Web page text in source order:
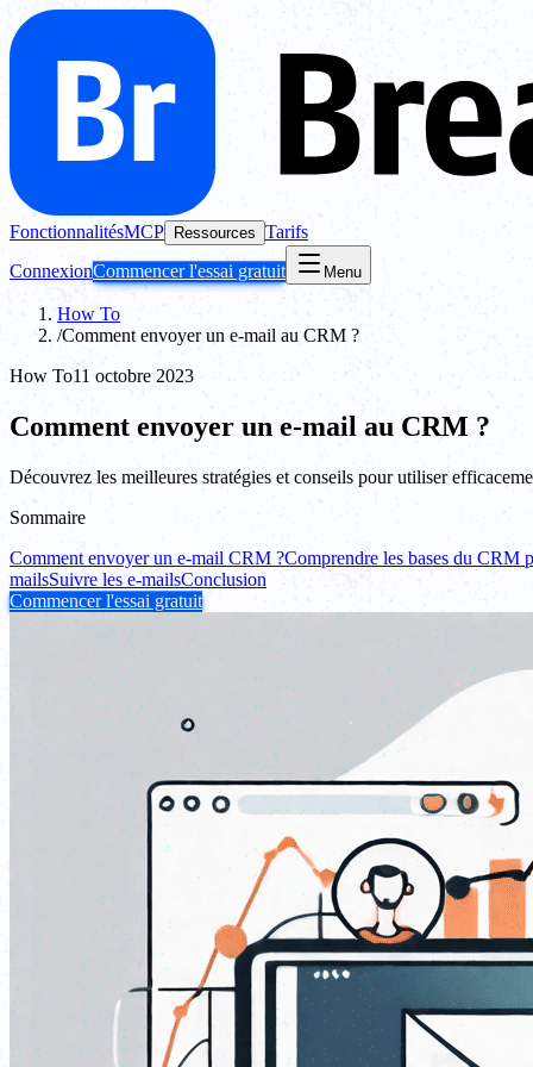
FonctionnalitésMCP Ressources Tarifs
ConnexionCommencer l'essai gratuit Menu
How To
/Comment envoyer un e-mail au CRM ?
How To11 octobre 2023
Comment envoyer un e-mail au CRM ?
Découvrez les meilleures stratégies et conseils pour utiliser
Sommaire
Comment envoyer un e-mail CRM ?Comprendre les bases du CRM
mailsSuivre les e-mailsConclusion
Commencer l'essai gratuit